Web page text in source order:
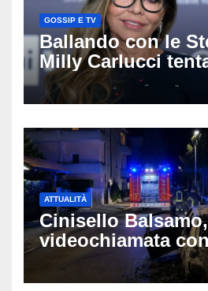
GOSSIP E TV
Ballando con le
Milly Carlucci
colpo: tra i
Muti e Monica
ATTUALITÀ
Cinisello
videochiamata
fidanzata e il
lotta tra la vita e